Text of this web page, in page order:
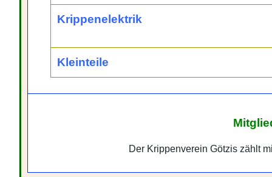
Krippenelektrik
Kleinteile
Der Krippenverein Götzis zählt